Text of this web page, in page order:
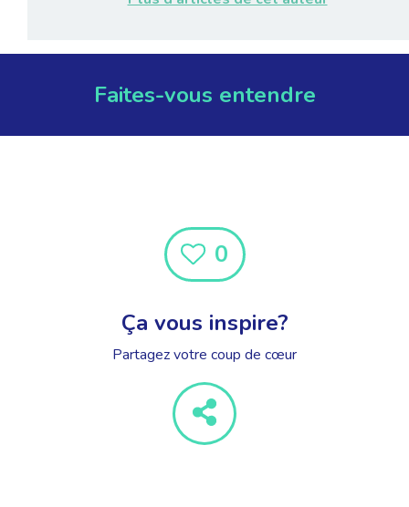
Faites-vous entendre
0
Ça vous inspire?
Partagez votre coup de cœur